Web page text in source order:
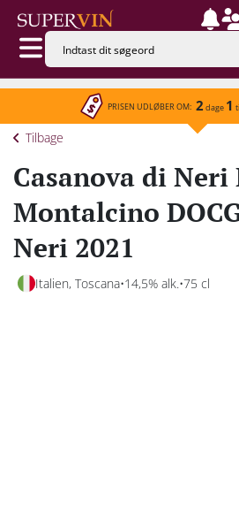
PRISEN UDLØBER OM: 2 dage 1
Tilbage
Casanova di
Montalcino
Neri 2021
Italien, Toscana 14,5% alk. 75 cl